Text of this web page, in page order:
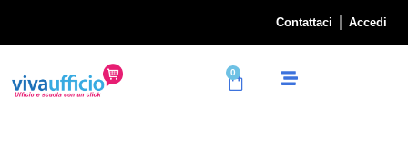
Contattaci Accedi
0